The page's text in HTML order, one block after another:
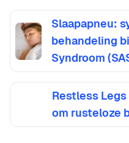
Slaapapneu:
behandeling
Syndroom
Restless
om rusteloze